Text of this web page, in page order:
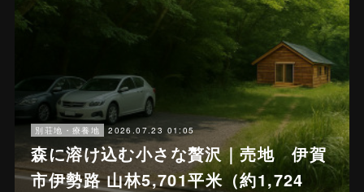
別荘地・療養地 2026.07.23 01:05
森に溶け込む小さな贅沢｜売地 伊賀
市伊勢路 山林5,701平米（約1,724